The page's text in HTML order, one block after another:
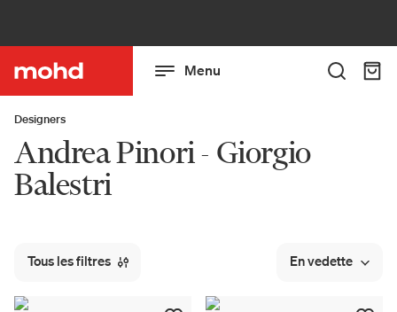
Menu
Designers
Andrea Pinori - Giorgio
Balestri
Tous les filtres En vedette